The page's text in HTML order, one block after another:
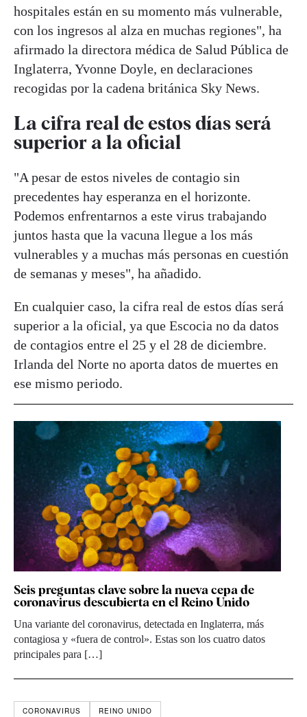
hospitales están en su momento más vulnerable,
con los ingresos al alza en muchas regiones", ha
afirmado la directora médica de Salud Pública de
Inglaterra, Yvonne Doyle, en declaraciones
recogidas por la cadena británica Sky News.
La cifra real de estos días será
superior a la oficial
"A pesar de estos niveles de contagio sin
precedentes hay esperanza en el horizonte.
Podemos enfrentarnos a este virus trabajando
juntos hasta que la vacuna llegue a los más
vulnerables y a muchas más personas en cuestión
de semanas y meses", ha añadido.
En cualquier caso, la cifra real de estos días será
superior a la oficial, ya que Escocia no da datos
de contagios entre el 25 y el 28 de diciembre.
Irlanda del Norte no aporta datos de muertes en
ese mismo periodo.
Seis preguntas clave sobre la nueva cepa de
coronavirus descubierta en el Reino Unido
Una variante del coronavirus, detectada en Inglaterra, más
contagiosa y «fuera de control». Estas son los cuatro datos
principales para […]
CORONAVIRUS REINO UNIDO